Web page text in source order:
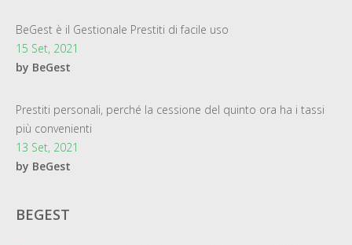
BeGest è il Gestionale Prestiti di facile uso
15 Set, 2021
by BeGest
Prestiti personali, perché la cessione del quinto ora ha i tassi
più convenienti
13 Set, 2021
by BeGest
BEGEST